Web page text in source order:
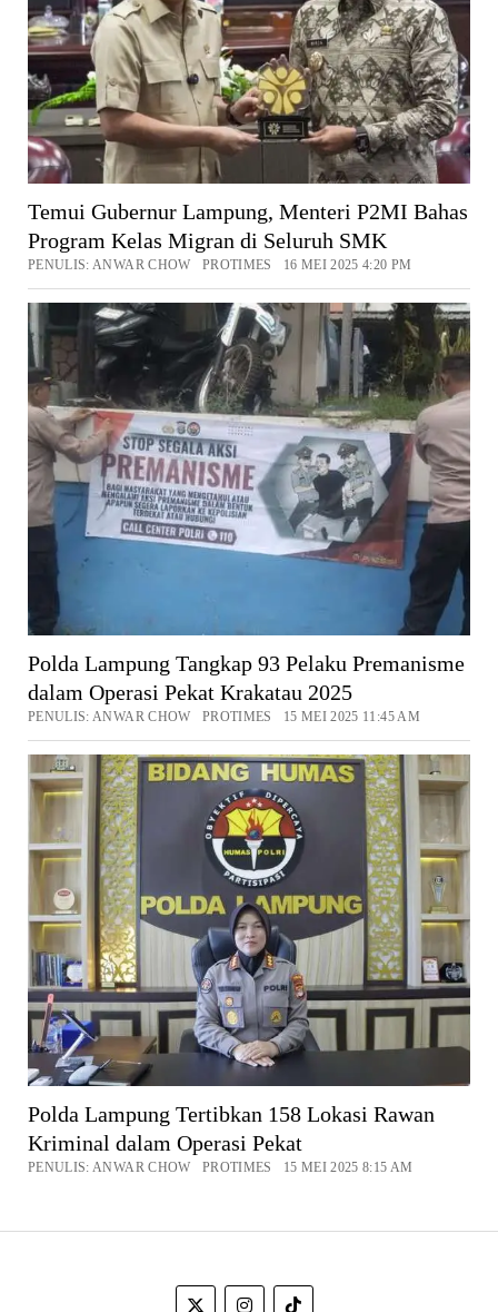
Temui Gubernur Lampung, Menteri P2MI Bahas
Program Kelas Migran di Seluruh SMK
PENULIS: ANWAR CHOW PROTIMES 16 MEI 2025 4:20 PM
Polda Lampung Tangkap 93 Pelaku Premanisme
dalam Operasi Pekat Krakatau 2025
PENULIS: ANWAR CHOW PROTIMES 15 MEI 2025 11:45 AM
Polda Lampung Tertibkan 158 Lokasi Rawan
Kriminal dalam Operasi Pekat
PENULIS: ANWAR CHOW PROTIMES 15 MEI 2025 8:15 AM